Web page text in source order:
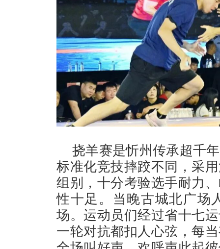
挠羊赛是忻州传承超千
标准化竞技摔跤不同，采
组别，十分考验选手耐力
性十足。当晚古城北广场
场。运动员们经过省十七
一轮对抗都扣人心弦，每